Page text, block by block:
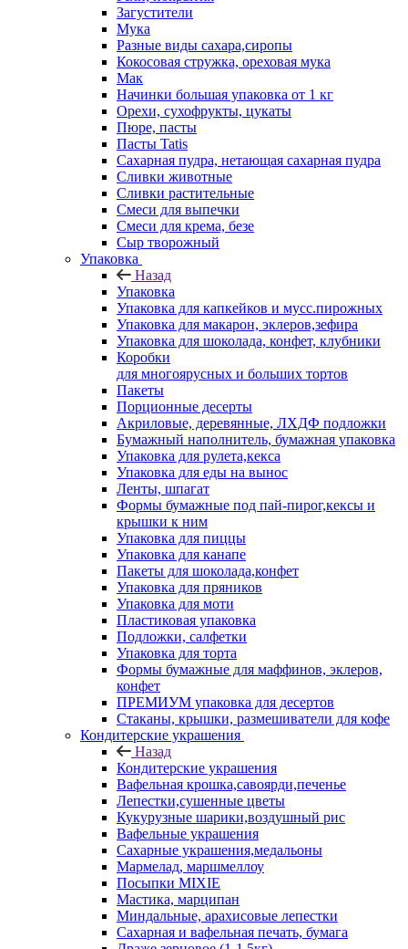
Загустители
Мука
Разные виды сахара,сиропы
Кокосовая стружка, ореховая мука
Мак
Начинки большая упаковка от 1 кг
Орехи, сухофрукты, цукаты
Пюре, пасты
Пасты Tatis
Сахарная пудра, нетающая сахарная пудра
Сливки животные
Сливки растительные
Смеси для выпечки
Смеси для крема, безе
Сыр творожный
Упаковка
Назад
Упаковка
Упаковка для капкейков и мусс.пирожных
Упаковка для макарон, эклеров,зефира
Упаковка для шоколада, конфет, клубники
Коробки
для многоярусных и больших тортов
Пакеты
Порционные десерты
Акриловые, деревянные, ЛХДФ подложки
Бумажный наполнитель, бумажная упаковка
Упаковка для рулета,кекса
Упаковка для еды на вынос
Ленты, шпагат
Формы бумажные под пай-пирог,кексы и
крышки к ним
Упаковка для пиццы
Упаковка для канапе
Пакеты для шоколада,конфет
Упаковка для пряников
Упаковка для моти
Пластиковая упаковка
Подложки, салфетки
Упаковка для торта
Формы бумажные для маффинов, эклеров,
конфет
ПРЕМИУМ упаковка для десертов
Стаканы, крышки, размешиватели для кофе
Кондитерские украшения
Назад
Кондитерские украшения
Вафельная крошка,савоярди,печенье
Лепестки,сушенные цветы
Кукурузные шарики,воздушный рис
Вафельные украшения
Сахарные украшения,медальоны
Мармелад, маршмеллоу
Посыпки MIXIE
Мастика, марципан
Миндальные, арахисовые лепестки
Сахарная и вафельная печать, бумага